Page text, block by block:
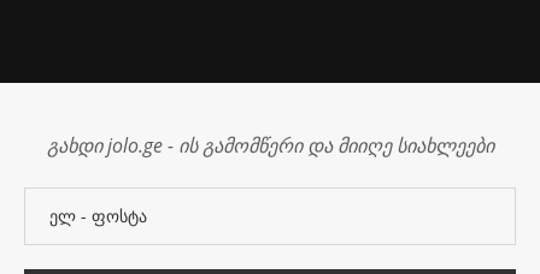
გახდი jolo.ge - ის გამომწერი და მიიღე სიახლეები